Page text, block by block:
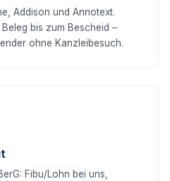
Addison und Annotext.
bis zum Bescheid –
ohne Kanzleibesuch.
Fibu/Lohn bei uns,